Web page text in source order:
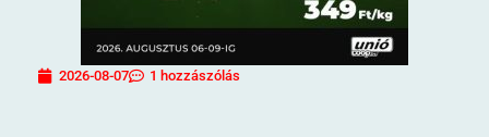
2026-08-07 1 hozzászólás